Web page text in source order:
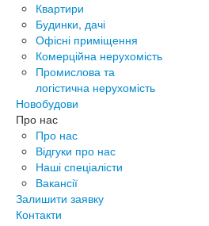
Квартири
Будинки, дачі
Офісні приміщення
Комерційна нерухомість
Промислова та
логістична нерухомість
Новобудови
Про нас
Про нас
Відгуки про нас
Наші спеціалісти
Вакансії
Залишити заявку
Контакти